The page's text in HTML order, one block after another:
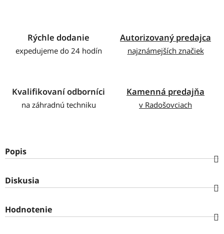
Rýchle dodanie
expedujeme do 24 hodín
Autorizovaný predajca
najznámejších značiek
Kvalifikovaní odborníci
na záhradnú techniku
Kamenná predajňa
v Radošovciach
Popis
Diskusia
Hodnotenie